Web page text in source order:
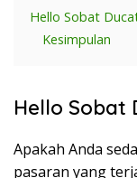
Hello Sobat
Kesimpulan
Hello Sobat
Apakah Anda
pasaran yang